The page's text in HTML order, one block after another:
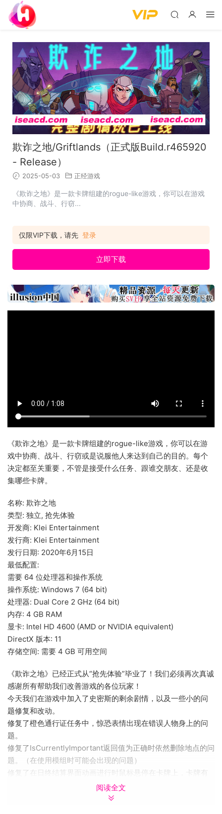
欺诈之地/Griftlands（正式版Build.r465920
- Release）
2025-05-03 正经游戏
《欺诈之地》是一款卡牌组建的rogue-like游戏，你可以在游戏
中协商、战斗、行窃...
仅限VIP下载，请先 登录
立即下载
《欺诈之地》是一款卡牌组建的rogue-like游戏，你可以在游
戏中协商、战斗、行窃或是说服他人来达到自己的目的。每个
决定都至关重要，不管是接受什么任务、跟谁交朋友、还是收
集哪些卡牌。
名称: 欺诈之地
类型: 独立, 抢先体验
开发商: Klei Entertainment
发行商: Klei Entertainment
发行日期: 2020年6月15日
最低配置:
需要 64 位处理器和操作系统
操作系统: Windows 7 (64 bit)
处理器: Dual Core 2 GHz (64 bit)
内存: 4 GB RAM
显卡: Intel HD 4600 (AMD or NVIDIA equivalent)
DirectX 版本: 11
存储空间: 需要 4 GB 可用空间
《欺诈之地》已经正式从“抢先体验”毕业了！我们必须再次真诚
感谢所有帮助我们改善游戏的各位玩家！
今天我们在游戏中加入了史密斯的剩余剧情，以及一些小的问
题修复和改动。
修复了橙色通行证任务中，惊恐表情出现在错误人物身上的问
题。
修复了IsCurrentlyImportant返回值为正确时依然删除地点的问
题。（在使用模组时可能会出现的问题）
修复了在日终结算界面动画进行时鼠标悬停在卡牌上，卡牌有
阅读全文